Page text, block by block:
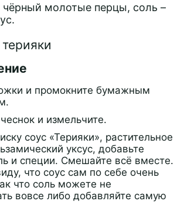
чёрный молотые перцы, соль –
и промокните бумажным
и измельчите.
соус «Терияки», растительное
уксус, добавьте
и специи. Смешайте всё вместе.
что соус сам по себе очень
что соль можете не
вовсе либо добавляйте самую